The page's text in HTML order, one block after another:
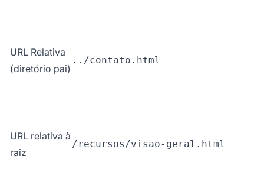
URL Relativa
(diretório pai)
../contato.html
URL relativa à
raiz
/recursos/visao-geral.html